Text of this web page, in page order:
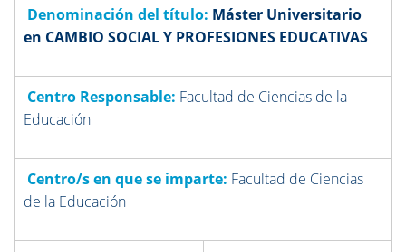
Denominación del título: Máster Universitario
en CAMBIO SOCIAL Y PROFESIONES EDUCATIVAS
Centro Responsable: Facultad de Ciencias de la
Educación
Centro/s en que se imparte: Facultad de Ciencias
de la Educación